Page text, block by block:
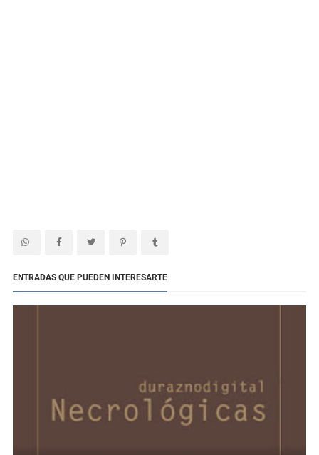
ENTRADAS QUE PUEDEN INTERESARTE